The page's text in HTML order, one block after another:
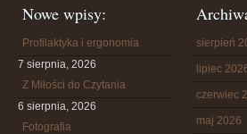
Nowe wpisy:
Profilaktyka i ergonomia
7 sierpnia, 2026
Z Miłości do Czytania
6 sierpnia, 2026
Fotografia
sierpień
lipiec
czerwiec
maj 2026